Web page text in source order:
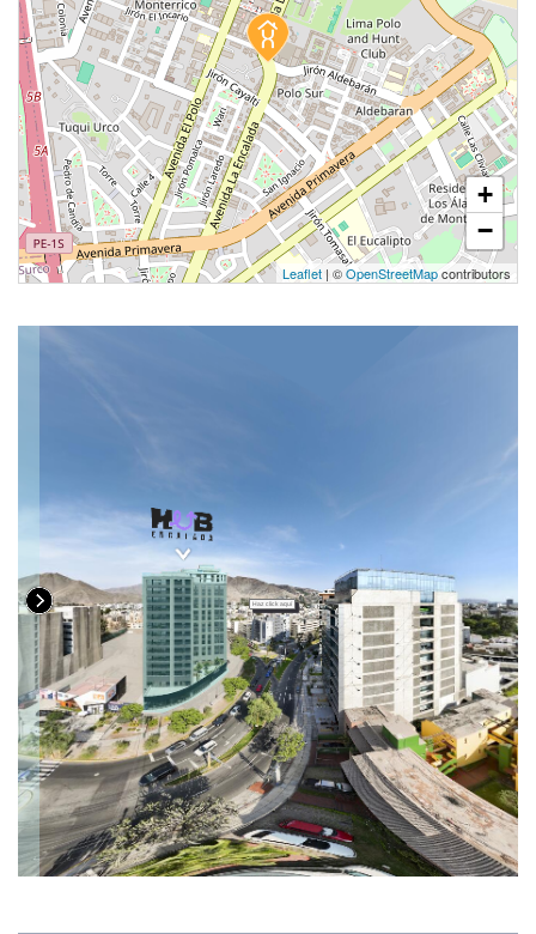
+
−
Leaflet | ©OpenStreetMapcontributors